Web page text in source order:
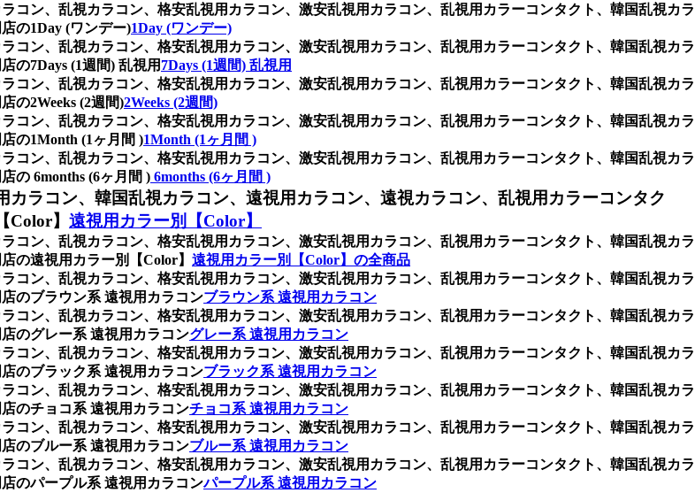
コン、乱視カラコン、格安乱視用カラコン、激安乱視用カラコン、乱視用カラーコンタクト、韓国乱視カラ
の1Day (ワンデー)1Day (ワンデー)
コン、乱視カラコン、格安乱視用カラコン、激安乱視用カラコン、乱視用カラーコンタクト、韓国乱視カラ
の7Days (1週間) 乱視用 7Days (1週間) 乱視用
コン、乱視カラコン、格安乱視用カラコン、激安乱視用カラコン、乱視用カラーコンタクト、韓国乱視カラ
の2Weeks (2週間)2Weeks (2週間)
コン、乱視カラコン、格安乱視用カラコン、激安乱視用カラコン、乱視用カラーコンタクト、韓国乱視カラ
の1Month (1ヶ月間 )1Month (1ヶ月間 )
コン、乱視カラコン、格安乱視用カラコン、激安乱視用カラコン、乱視用カラーコンタクト、韓国乱視カラ
の 6months (6ヶ月間 ) 6months (6ヶ月間 )
ラコン、韓国乱視カラコン、遠視用カラコン、遠視カラコン、乱視用カラーコンタク
Color】 遠視用カラー別【Color】
コン、乱視カラコン、格安乱視用カラコン、激安乱視用カラコン、乱視用カラーコンタクト、韓国乱視カラ
の遠視用カラー別【Color】 遠視用カラー別【Color】の全商品
コン、乱視カラコン、格安乱視用カラコン、激安乱視用カラコン、乱視用カラーコンタクト、韓国乱視カラ
のブラウン系 遠視用カラコンブラウン系 遠視用カラコン
コン、乱視カラコン、格安乱視用カラコン、激安乱視用カラコン、乱視用カラーコンタクト、韓国乱視カラ
のグレー系 遠視用カラコングレー系 遠視用カラコン
コン、乱視カラコン、格安乱視用カラコン、激安乱視用カラコン、乱視用カラーコンタクト、韓国乱視カラ
のブラック系 遠視用カラコンブラック系 遠視用カラコン
コン、乱視カラコン、格安乱視用カラコン、激安乱視用カラコン、乱視用カラーコンタクト、韓国乱視カラ
のチョコ系 遠視用カラコンチョコ系 遠視用カラコン
コン、乱視カラコン、格安乱視用カラコン、激安乱視用カラコン、乱視用カラーコンタクト、韓国乱視カラ
のブルー系 遠視用カラコンブルー系 遠視用カラコン
コン、乱視カラコン、格安乱視用カラコン、激安乱視用カラコン、乱視用カラーコンタクト、韓国乱視カラ
のパープル系 遠視用カラコンパープル系 遠視用カラコン